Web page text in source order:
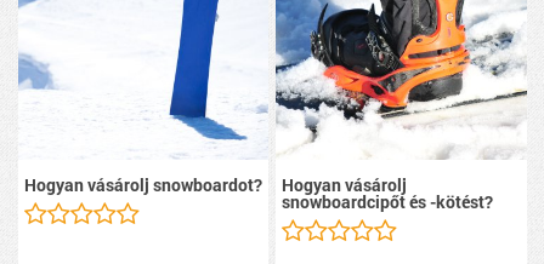
Hogyan vásárolj snowboardot? Hogyan vásárolj
snowboardcipőt és -kötést?